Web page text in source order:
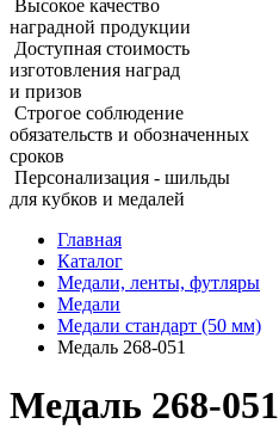
Высокое качество
наградной продукции
Доступная стоимость
изготовления наград
и призов
Строгое соблюдение
обязательств и обозначенных
сроков
Персонализация - шильды
для кубков и медалей
Главная
Каталог
Медали, ленты, футляры
Медали
Медали стандарт (50 мм)
Медаль 268‑051
Медаль 268‑051